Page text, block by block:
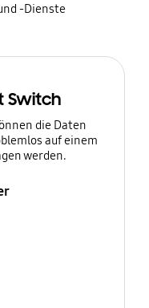
-Dienste
Switch
die Daten
auf einem
werden.